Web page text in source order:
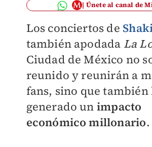
Únete al canal de
Los conciertos de
también apodada La
Ciudad de México no
reunido y reunirán a
fans, sino que también
generado un impacto
económico millonario.